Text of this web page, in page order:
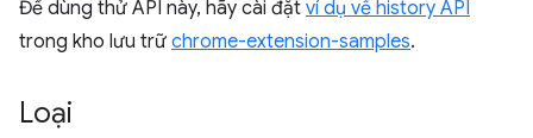
Để dùng thử API này, hãy cài đặt ví dụ về history API
trong kho lưu trữ chrome-extension-samples.
Loại